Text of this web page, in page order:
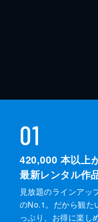
01
420,000 本以上
最新レンタル作
見放題のラインアッ
のNo.1。だから観た
っぷり、お得に楽し